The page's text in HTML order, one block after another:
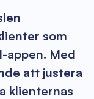
som
appen. Med
att justera
klienternas